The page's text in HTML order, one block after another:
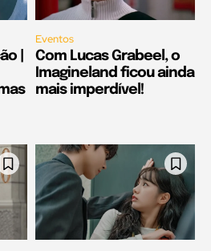
|
Eventos
Com Lucas Grabeel, o
Imagineland ficou ainda
mais imperdível!